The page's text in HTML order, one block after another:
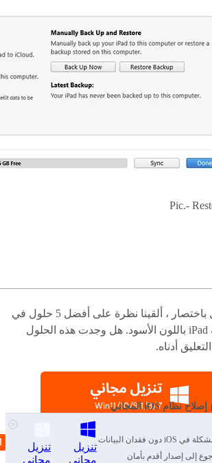
Pic.-
لوصف هذا المقال باختصار ، ألقينا نظرة على أفضل 5 حلول في
حالة ظهور شاشة iPad باللون الأسود. هل وجدت هذه الحلول
أدناه.
ReiBoot - برنامج إصلاح نظام iOS المجاني
أصلح أكثر من 150 مشكلة في iOS دون فقدان البيانات
تنزيل
مجاني
تنزيل
مجاني